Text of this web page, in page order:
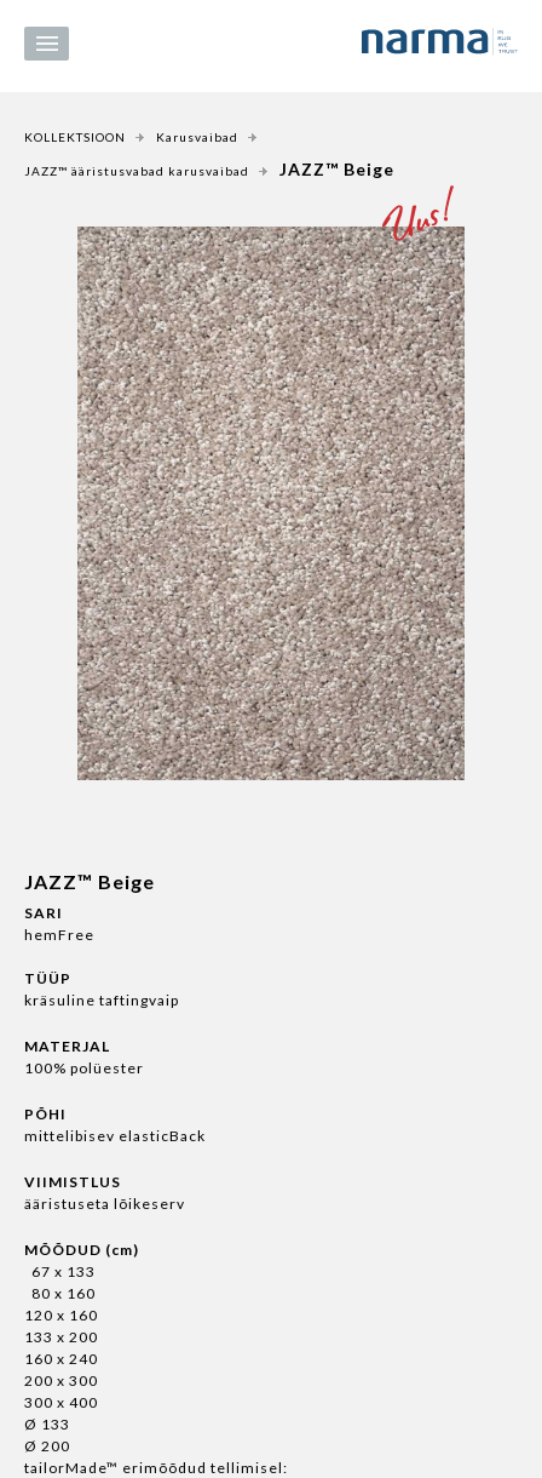
KOLLEKTSIOON Karusvaibad
JAZZ™ ääristusvabad karusvaibad JAZZ™ Beige
JAZZ™ Beige
SARI
hemFree
TÜÜP
kräsuline taftingvaip
MATERJAL
100% polüester
PÕHI
mittelibisev elasticBack
VIIMISTLUS
ääristuseta lõikeserv
MÕÕDUD (cm)
67 x 133
80 x 160
120 x 160
133 x 200
160 x 240
200 x 300
300 x 400
Ø 133
Ø 200
tailorMade™ erimõõdud tellimisel: